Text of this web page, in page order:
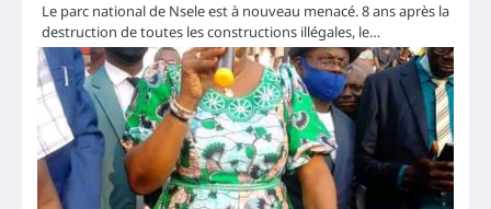
Le parc national de Nsele est à nouveau menacé. 8 ans après la
destruction de toutes les constructions illégales, le…